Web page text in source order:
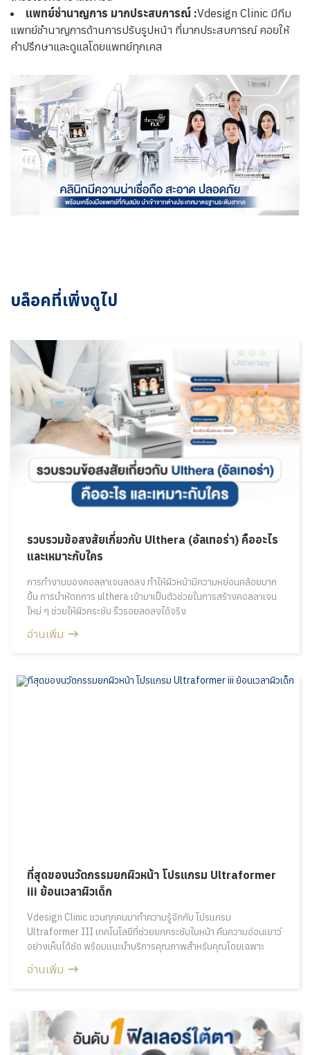
แพทย์ชำนาญการ มากประสบการณ์ :Vdesign Clinic มีทีม
แพทย์ชำนาญการด้านการปรับรูปหน้า ที่มากประสบการณ์ คอยให้
คำปรึกษาและดูแลโดยแพทย์ทุกเคส
บล็อคที่เพิ่งดูไป
รวบรวมข้อสงสัยเกี่ยวกับ Ulthera (อัลเทอร่า) คืออะไร
และเหมาะกับใคร
การทำงานของคอลลาเจนลดลง ทำให้ผิวหน้ามีความหย่อนคล้อยมาก
ขึ้น การนำหัตถการ ulthera เข้ามาเป็นตัวช่วยในการสร้างคอลลาเจน
ใหม่ ๆ ช่วยให้ผิวกระชับ ริ้วรอยลดลงได้จริง
อ่านเพิ่ม
ที่สุดของนวัตกรรมยกผิวหน้า โปรแกรม Ultraformer
iii ย้อนเวลาผิวเด็ก
Vdesign Clinic ชวนทุกคนมาทำความรู้จักกับ โปรแกรม
Ultraformer III เทคโนโลยีที่ช่วยยกกระชับใบหน้า คืนความอ่อนเยาว์
อย่างเห็นได้ชัด พร้อมแนะนำบริการคุณภาพสำหรับคุณโดยเฉพาะ
อ่านเพิ่ม